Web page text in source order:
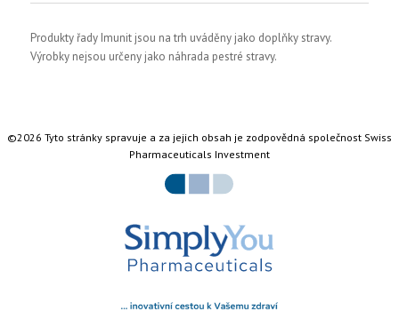
Produkty řady Imunit jsou na trh uváděny jako doplňky stravy.
Výrobky nejsou určeny jako náhrada pestré stravy.
©2026 Tyto stránky spravuje a za jejich obsah je zodpovědná společnost Swiss
Pharmaceuticals Investment